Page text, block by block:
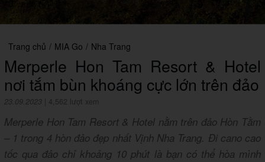
Trang chủ / MIA Go / Nha Trang
Merperle Hon Tam Resort & Hotel
nơi tắm bùn khoáng cực lớn trên đảo
23.09.2023 4,562 lượt xem
Merperle Hon Tam Resort & Hotel nằm trên đảo Hòn Tằm
– 1 trong 4 hòn đảo đẹp nhất Vịnh Nha Trang. Đi cano cao
tốc qua đảo chỉ khoảng 10 phút là bạn có thể hòa mình